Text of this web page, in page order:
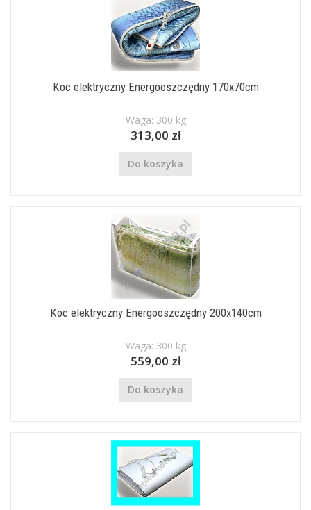
Koc elektryczny Energooszczędny 170x70cm
Waga: 300 kg
313,00 zł
Do koszyka
Koc elektryczny Energooszczędny 200x140cm
Waga: 300 kg
559,00 zł
Do koszyka